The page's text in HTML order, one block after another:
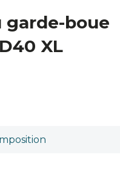
garde-boue
XL